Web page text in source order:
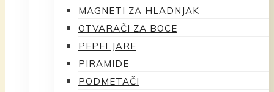
MAGNETI ZA HLADNJAK
OTVARAČI ZA BOCE
PEPELJARE
PIRAMIDE
PODMETAČI